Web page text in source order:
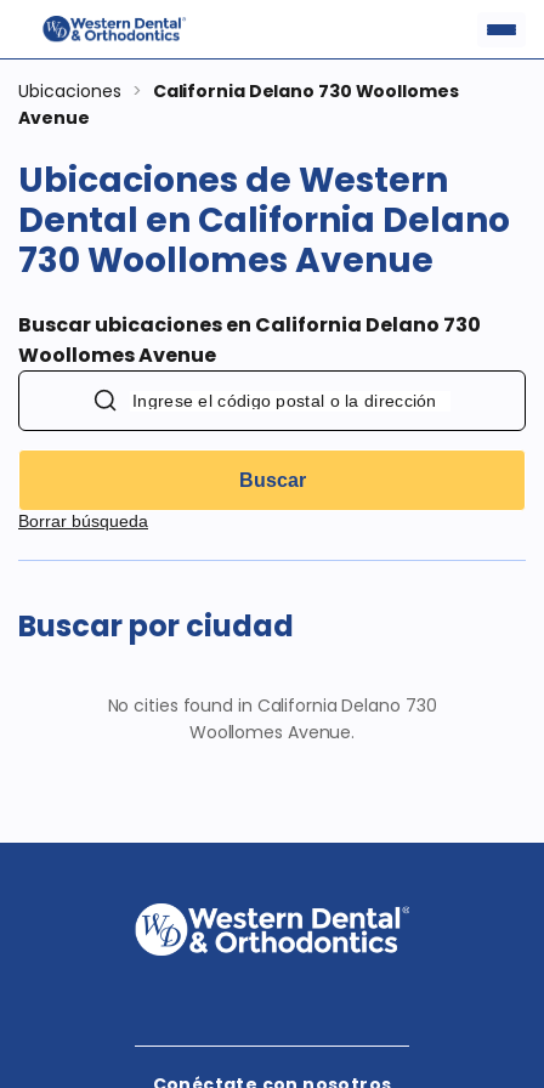
Ubicaciones > California Delano 730 Woollomes
Avenue
Ubicaciones de Western
Dental en California Delano
730 Woollomes Avenue
Buscar ubicaciones en California Delano 730
Woollomes Avenue
Buscar
Borrar búsqueda
Buscar por ciudad
No cities found in California Delano 730
Woollomes Avenue.